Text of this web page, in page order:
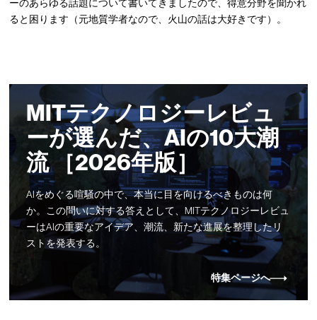
ーのあらゆる話題について書いてきましたので、得意分野を聞かれ
ると困ります（元地質学者なので、火山の話は大好きです）。
MITテクノロジーレビュ
ーが選んだ、AIの10大潮
流 ［2026年版］
AIをめぐる喧騒の中で、本当に目を向けるべきものは何
か。この問いに対する答えとして、MITテクノロジーレビュ
ーはAIの重要なアイデア、潮流、新たな進展を整理したリ
ストを発表する。
特集ページへ